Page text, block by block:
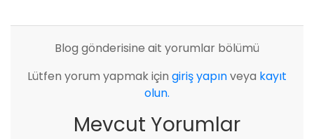
Blog gönderisine ait yorumlar bölümü
Lütfen yorum yapmak için giriş yapınveya kayıt
olun.
Mevcut Yorumlar